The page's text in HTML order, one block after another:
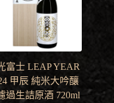
富士 LEAP YEAR
甲辰 純米大吟釀
過生詰原酒 720ml